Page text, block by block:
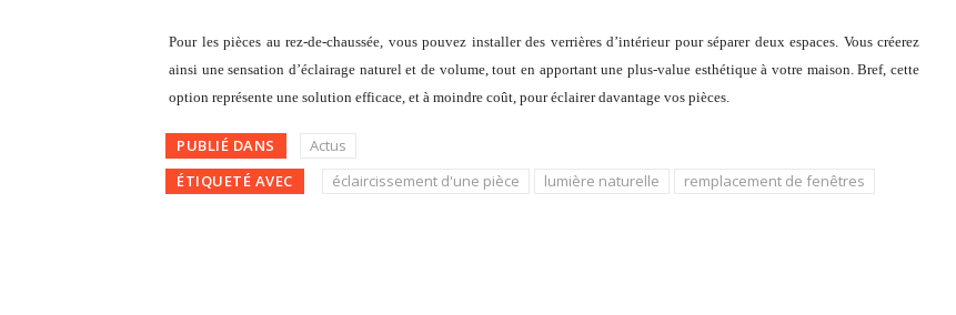
Pour les pièces au rez-de-chaussée, vous pouvez installer des verrières d’intérieur pour séparer deux espaces. Vous créerez
ainsi une sensation d’éclairage naturel et de volume, tout en apportant une plus-value esthétique à votre maison. Bref, cette
option représente une solution efficace, et à moindre coût, pour éclairer davantage vos pièces.
PUBLIÉ DANS
Actus
ÉTIQUETÉ AVEC
éclaircissement d'une pièce lumière naturelle remplacement de fenêtres